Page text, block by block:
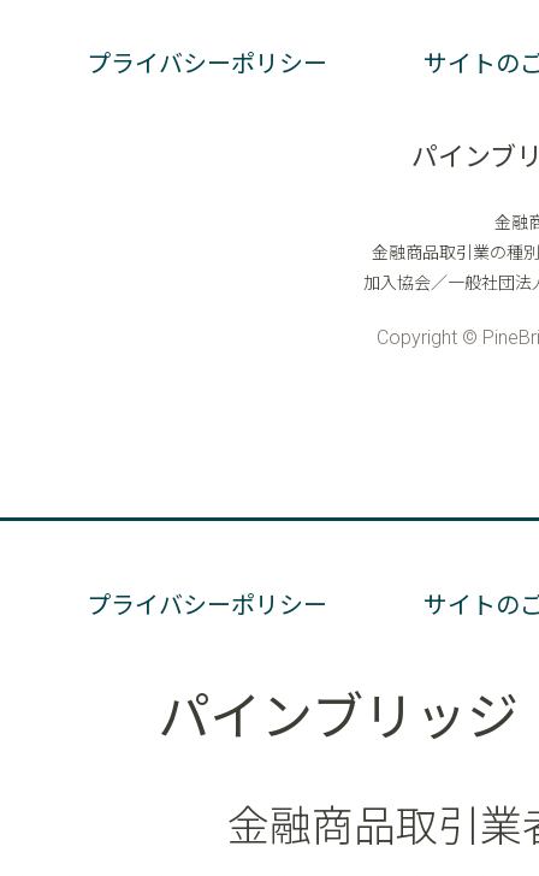
プライバシーポリシー サイトの
パインブリッ
金融商品取引